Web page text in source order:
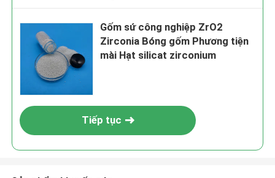
Gốm sứ công nghiệp ZrO2
Zirconia Bóng gốm Phương tiện
mài Hạt silicat zirconium
Tiếp tục